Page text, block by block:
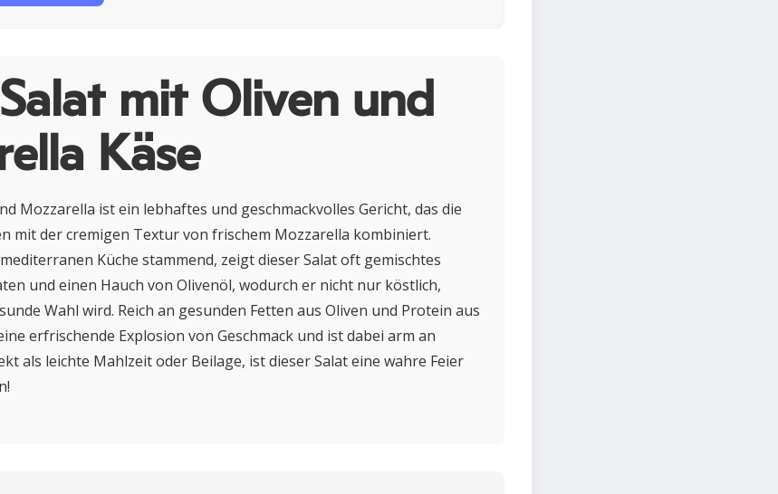
mit Oliven und
Käse
Mozzarella ist ein lebhaftes und geschmackvolles Gericht, das die
mit der cremigen Textur von frischem Mozzarella kombiniert.
Küche stammend, zeigt dieser Salat oft gemischtes
und einen Hauch von Olivenöl, wodurch er nicht nur köstlich,
Wahl wird. Reich an gesunden Fetten aus Oliven und Protein aus
erfrischende Explosion von Geschmack und ist dabei arm an
als leichte Mahlzeit oder Beilage, ist dieser Salat eine wahre Feier